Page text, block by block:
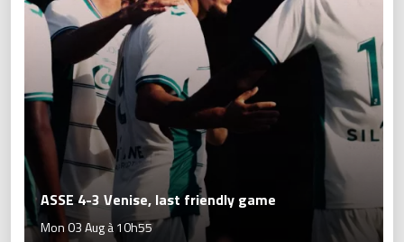
ASSE 4-3 Venise, last friendly game
Mon 03 Aug à 10h55